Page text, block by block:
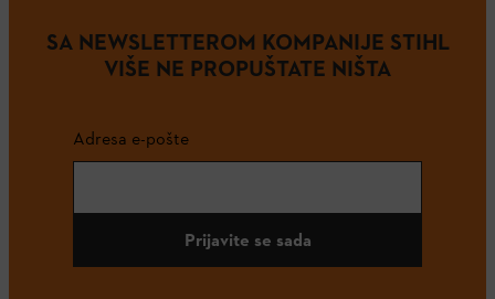
SA NEWSLETTEROM KOMPANIJE STIHL
VIŠE NE PROPUŠTATE NIŠTA
Adresa e-pošte
Prijavite se sada